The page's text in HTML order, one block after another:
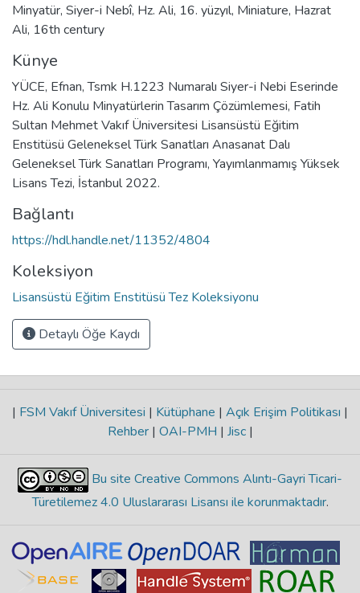
Minyatür, Siyer-i Nebî, Hz. Ali, 16. yüzyıl, Miniature, Hazrat
Ali, 16th century
Künye
YÜCE, Efnan, Tsmk H.1223 Numaralı Siyer-i Nebi Eserinde
Hz. Ali Konulu Minyatürlerin Tasarım Çözümlemesi, Fatih
Sultan Mehmet Vakıf Üniversitesi Lisansüstü Eğitim
Enstitüsü Geleneksel Türk Sanatları Anasanat Dalı
Geleneksel Türk Sanatları Programı, Yayımlanmamış Yüksek
Lisans Tezi, İstanbul 2022.
Bağlantı
https://hdl.handle.net/11352/4804
Koleksiyon
Lisansüstü Eğitim Enstitüsü Tez Koleksiyonu
Detaylı Öğe Kaydı
| FSM Vakıf Üniversitesi | Kütüphane | Açık Erişim Politikası |
Rehber | OAI-PMH | Jisc |
Bu site Creative Commons Alıntı-Gayri Ticari-
Türetilemez 4.0 Uluslararası Lisansı ile korunmaktadır.